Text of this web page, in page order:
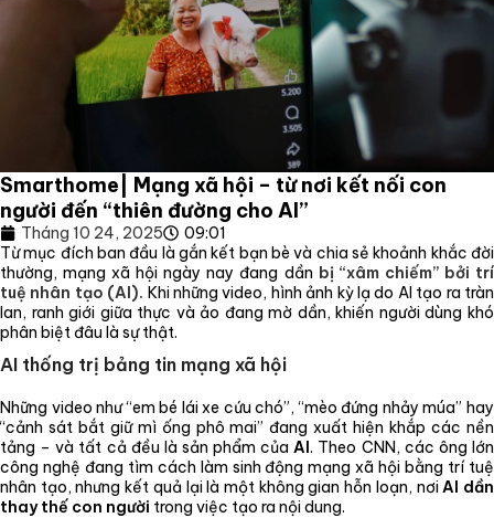
Smarthome| Mạng xã hội – từ nơi kết nối con
người đến “thiên đường cho AI”
Tháng 10 24, 2025
09:01
Từ mục đích ban đầu là gắn kết bạn bè và chia sẻ khoảnh khắc đời
thường, mạng xã hội ngày nay đang dần bị “xâm chiếm” bởi trí
tuệ nhân tạo (AI). Khi những video, hình ảnh kỳ lạ do AI tạo ra tràn
lan, ranh giới giữa thực và ảo đang mờ dần, khiến người dùng khó
phân biệt đâu là sự thật.
AI thống trị bảng tin mạng xã hội
Những video như “em bé lái xe cứu chó”, “mèo đứng nhảy múa” hay
“cảnh sát bắt giữ mì ống phô mai” đang xuất hiện khắp các nền
tảng – và tất cả đều là sản phẩm củaAI. Theo CNN, các ông lớn
công nghệ đang tìm cách làm sinh động mạng xã hội bằng trí tuệ
nhân tạo, nhưng kết quả lại là một không gian hỗn loạn, nơiAI dần
thay thế con người trong việc tạo ra nội dung.